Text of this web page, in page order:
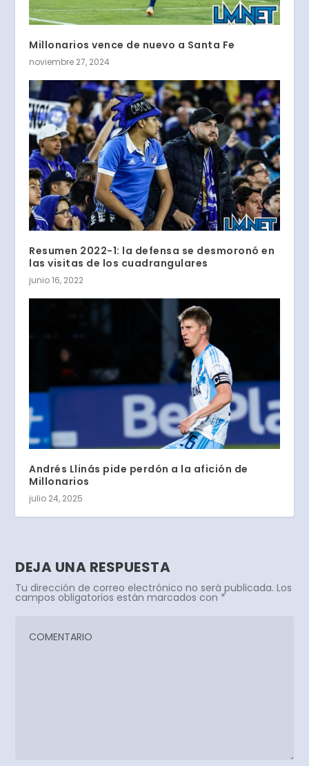
Millonarios vence de nuevo a Santa Fe
noviembre 27, 2024
Resumen 2022-1: la defensa se desmoronó en
las visitas de los cuadrangulares
junio 16, 2022
Andrés Llinás pide perdón a la afición de
Millonarios
julio 24, 2025
DEJA UNA RESPUESTA
Tu dirección de correo electrónico no será publicada. Los
campos obligatorios están marcados con *